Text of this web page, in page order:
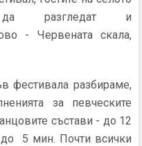
да разгледат и
- Червената скала,
фестивала разбираме,
за певческите
състави - до 12
5 мин. Почти всички